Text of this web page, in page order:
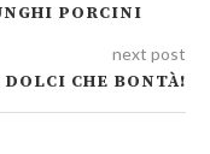
PORCINI
next post
CHE BONTÀ!